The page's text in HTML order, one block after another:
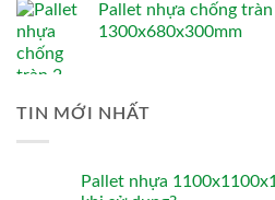
Pallet nhựa chống
1300x680x300mm
TIN MỚI NHẤT
Pallet nhựa